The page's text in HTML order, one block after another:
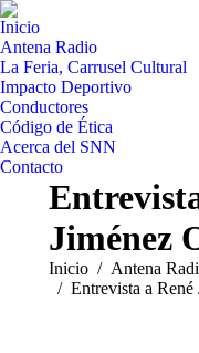
Inicio
Antena Radio
La Feria, Carrusel Cultural
Impacto Deportivo
Conductores
Código de Ética
Acerca del SNN
Contacto
Jiménez
Estás aquí:
Inicio
Antena
Entrevista a René